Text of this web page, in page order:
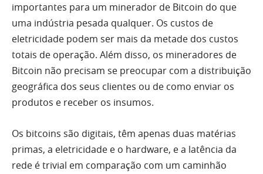
importantes para um minerador de Bitcoin do que
uma indústria pesada qualquer. Os custos de
eletricidade podem ser mais da metade dos custos
totais de operação. Além disso, os mineradores de
Bitcoin não precisam se preocupar com a distribuição
geográfica dos seus clientes ou de como enviar os
produtos e receber os insumos.
Os bitcoins são digitais, têm apenas duas matérias
primas, a eletricidade e o hardware, e a latência da
rede é trivial em comparação com um caminhão